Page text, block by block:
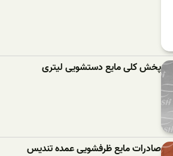
پخش کلی مایع دستشویی لیتری
صادرات مایع ظرفشویی عمده تندیس